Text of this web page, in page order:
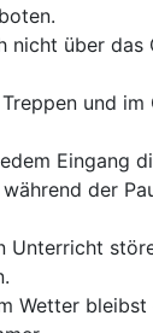
nicht über das
und
Eingang
der
Unterricht
Wetter